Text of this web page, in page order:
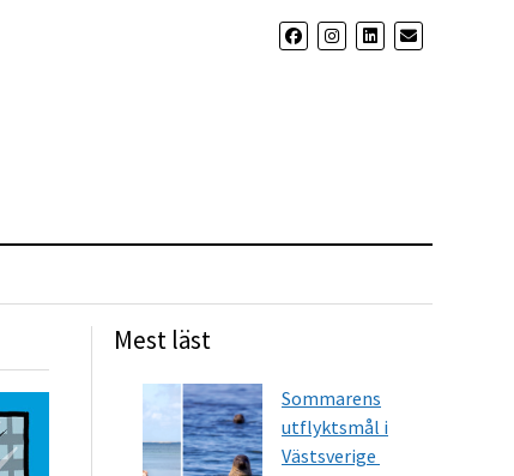
Mest läst
Sommarens
utflyktsmål i
Västsverige